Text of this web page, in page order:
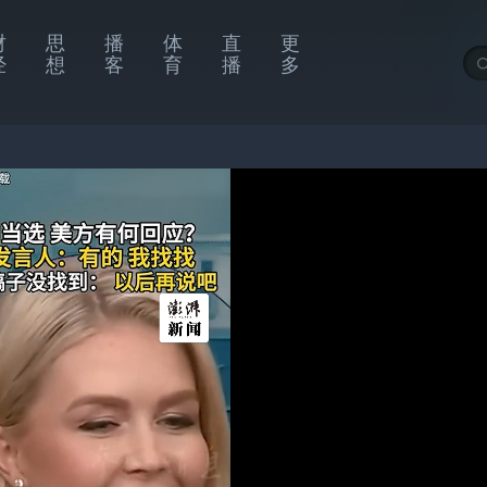
思
想
播
客
体
育
直
播
更
多
客打卡景福宫偶遇李在明，
手机自拍合影